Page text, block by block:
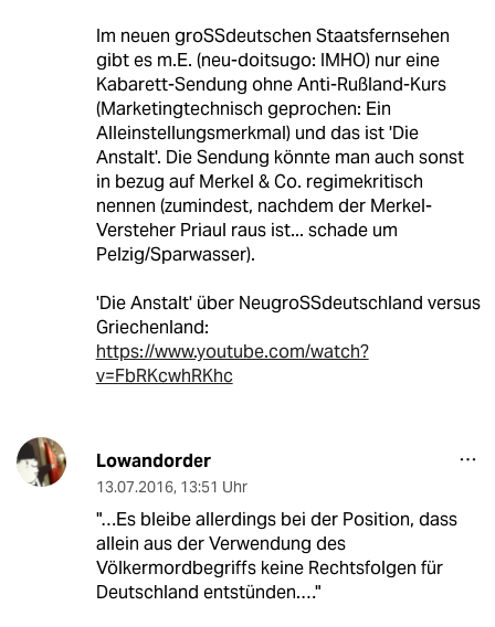
Im neuen groSSdeutschen Staatsfernsehen
gibt es m.E. (neu-doitsugo: IMHO) nur eine
Kabarett-Sendung ohne Anti-Rußland-Kurs
(Marketingtechnisch geprochen: Ein
Alleinstellungsmerkmal) und das ist 'Die
Anstalt'. Die Sendung könnte man auch sonst
in bezug auf Merkel & Co. regimekritisch
nennen (zumindest, nachdem der Merkel-
Versteher Priaul raus ist... schade um
Pelzig/Sparwasser).
'Die Anstalt' über NeugroSSdeutschland versus
Griechenland:
https://www.youtube.com/watch?
v=FbRKcwhRKhc
Lowandorder
13.07.2016, 13:51 Uhr
"…Es bleibe allerdings bei der Position, dass
allein aus der Verwendung des
Völkermordbegriffs keine Rechtsfolgen für
Deutschland entstünden.…"